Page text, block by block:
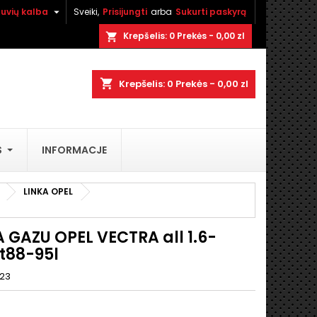
Sveiki, Prisijungti arba Sukurti paskyrą
kalba 
shopping_cart Krepšelis: 0 Prekės - 0,00 zl
shopping_cart Krepšelis: 0 Prekės - 0,00 zl
INFORMACJE
LINKA OPEL
GAZU OPEL VECTRA all 1.6-
95l